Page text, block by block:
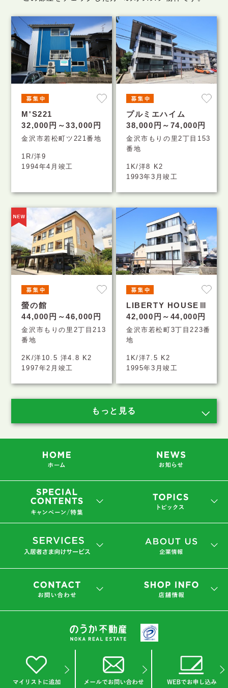
M'S221
32,000円～33,000円
金沢市若松町ツ221番地
1R/洋9
1994年4月竣工
プルミエハイム
38,000円～74,000円
金沢市もりの里2丁目153
番地
1K/洋8 K2
1993年3月竣工
螢の館
44,000円～46,000円
金沢市もりの里2丁目213
番地
2K/洋10.5 洋4.8 K2
1997年2月竣工
LIBERTY HOUSEⅢ
42,000円～44,000円
金沢市若松町3丁目223番
地
1K/洋7.5 K2
1995年3月竣工
プライバシーポリシー
(C) 2019 NOKA REAL ESTATE Co.,Ltd.